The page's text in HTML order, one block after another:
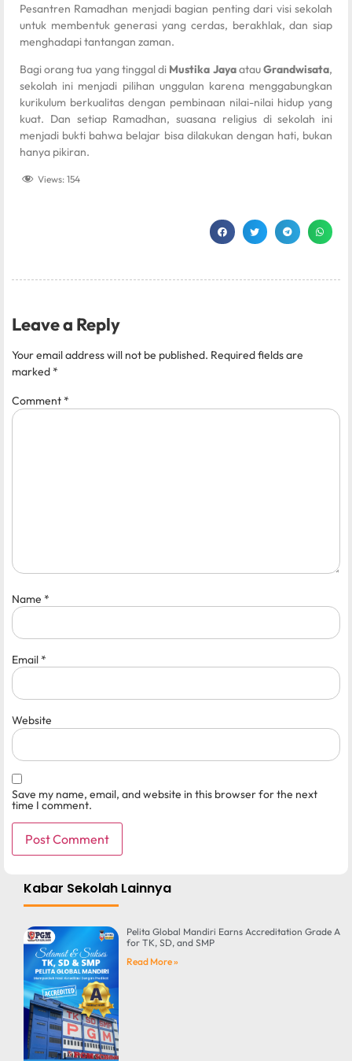
Pesantren Ramadhan menjadi bagian penting dari visi sekolah
untuk membentuk generasi yang cerdas, berakhlak, dan siap
menghadapi tantangan zaman.
Bagi orang tua yang tinggal di Mustika JayaatauGrandwisata,
sekolah ini menjadi pilihan unggulan karena menggabungkan
kurikulum berkualitas dengan pembinaan nilai-nilai hidup yang
kuat. Dan setiap Ramadhan, suasana religius di sekolah ini
menjadi bukti bahwa belajar bisa dilakukan dengan hati, bukan
hanya pikiran.
Views: 154
Leave a Reply
Your email address will not be published. Required fields are
marked*
Comment*
Name *
Email*
Website
Save my name, email, and website in this browser for the next
time I comment.
Kabar Sekolah Lainnya
Pelita Global Mandiri Earns Accreditation Grade A
for TK, SD, and SMP
Read More »